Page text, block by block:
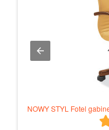
NOWY STYL Fotel